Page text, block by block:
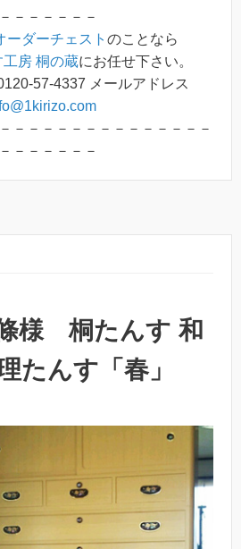
－－－－－－
ーダーチェスト のことなら
房 桐の蔵にお任せ下さい。
57-4337 メールアドレス
－－－－－－－－－－－－－－
－－－－－－
様 桐たんす 和
たんす「春」